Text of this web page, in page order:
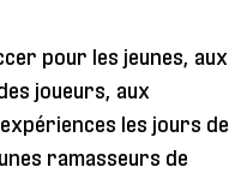
pour les jeunes, aux
joueurs, aux
les jours de
ramasseurs de